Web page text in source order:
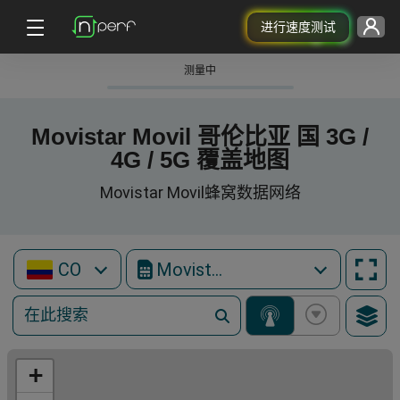
进行速度测试
测量中
Movistar Movil 哥伦比亚 国 3G /
4G / 5G 覆盖地图
Movistar Movil蜂窝数据网络
CO Movistar Movil
+